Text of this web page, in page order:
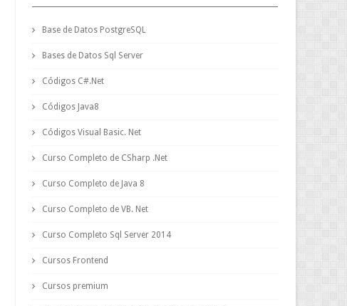
Base de Datos PostgreSQL
Bases de Datos Sql Server
Códigos C#.Net
Códigos Java8
Códigos Visual Basic. Net
Curso Completo de CSharp .Net
Curso Completo de Java 8
Curso Completo de VB. Net
Curso Completo Sql Server 2014
Cursos Frontend
Cursos premium